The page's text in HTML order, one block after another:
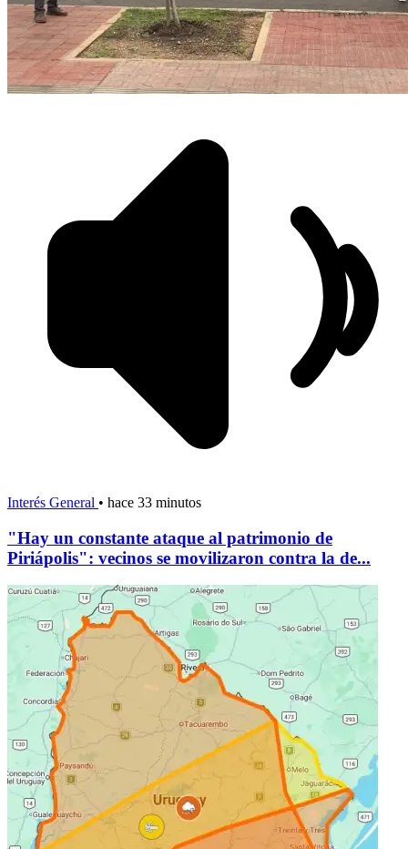
Interés General • hace 33 minutos
"Hay un constante ataque al patrimonio de
Piriápolis": vecinos se movilizaron contra la de...